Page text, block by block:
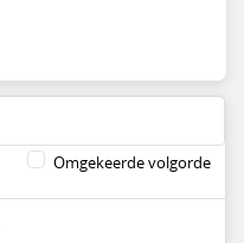
Omgekeerde volgorde